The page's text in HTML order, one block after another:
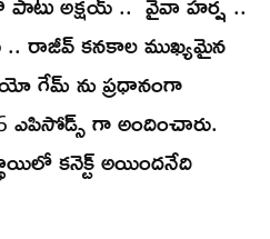
రాజీవ్ కనకాల ముఖ్యమైన
గేమ్ ను ప్రధానంగా
ఎపిసోడ్స్ గా అందించారు.
కనెక్ట్ అయిందనేది